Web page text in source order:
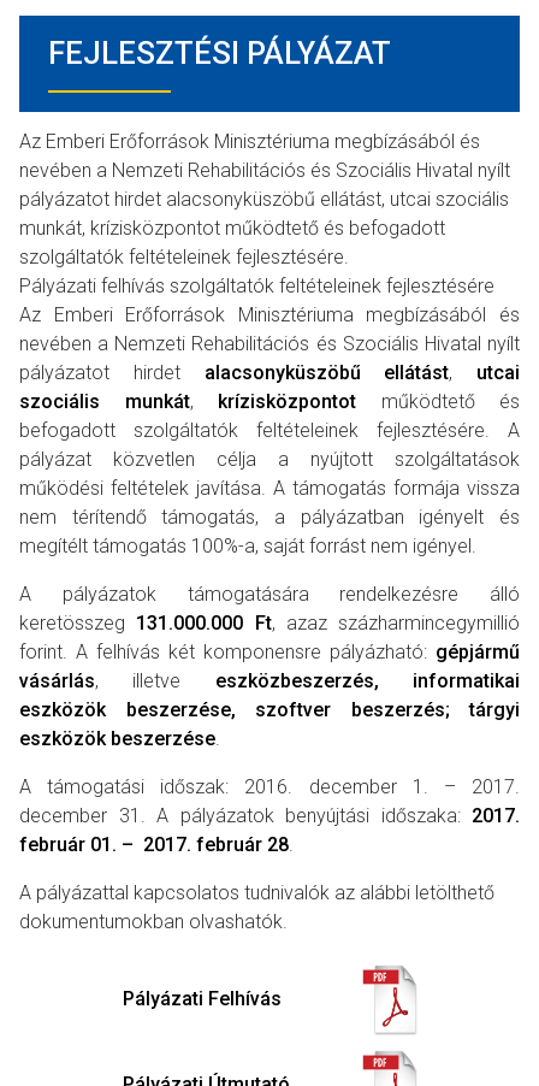
FEJLESZTÉSI PÁLYÁZAT
Az Emberi Erőforrások Minisztériuma megbízásából és
nevében a Nemzeti Rehabilitációs és Szociális Hivatal nyílt
pályázatot hirdet alacsonyküszöbű ellátást, utcai szociális
munkát, krízisközpontot működtető és befogadott
szolgáltatók feltételeinek fejlesztésére.
Pályázati felhívás szolgáltatók feltételeinek fejlesztésére
Az Emberi Erőforrások Minisztériuma megbízásából és
nevében a Nemzeti Rehabilitációs és Szociális Hivatal nyílt
pályázatot hirdet alacsonyküszöbű ellátást, utcai
szociális munkát, krízisközpontot működtető és
befogadott szolgáltatók feltételeinek fejlesztésére. A
pályázat közvetlen célja a nyújtott szolgáltatások
működési feltételek javítása. A támogatás formája vissza
nem térítendő támogatás, a pályázatban igényelt és
megítélt támogatás 100%-a, saját forrást nem igényel.
A pályázatok támogatására rendelkezésre álló
keretösszeg 131.000.000 Ft, azaz százharmincegymillió
forint. A felhívás két komponensre pályázható: gépjármű
vásárlás, illetve eszközbeszerzés, informatikai
eszközök beszerzése, szoftver beszerzés; tárgyi
eszközök beszerzése.
A támogatási időszak: 2016. december 1. – 2017.
december 31. A pályázatok benyújtási időszaka: 2017.
február 01. – 2017. február 28.
A pályázattal kapcsolatos tudnivalók az alábbi letölthető
dokumentumokban olvashatók.
Pályázati Felhívás